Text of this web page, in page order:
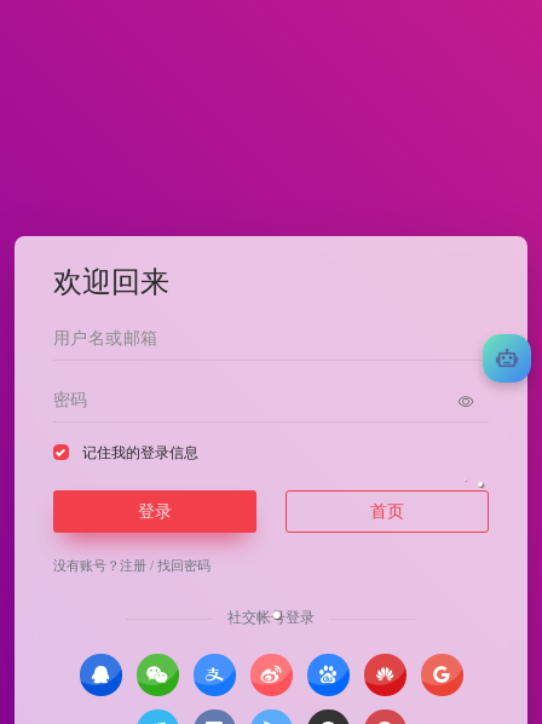
欢迎回来
记住我的登录信息
登录 首页
没有账号？ 注册 / 找回密码
社交帐号登录